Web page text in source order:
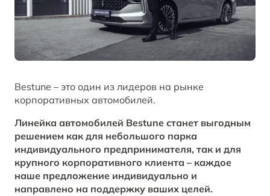
B70
ОТ 2 294 000 ₽*
T77
ПОЛУЧИТЬ ПРЕДЛОЖЕНИЕ
Акции и спецпредложения
Заказать звонок от дилера
Кредитные программы
ЗАПИСАТЬСЯ НА СЕРВИС
Клиентская поддержка
СМИ о нас
Правовая информация
BESTUNE в OK
BESTUNE в Телеграм
Bestune – это один из лидеров на рынке
корпоративных автомобилей.
Линейка автомобилей Bestune станет выгодным
решением как для небольшого парка
индивидуального предпринимателя, так и для
крупного корпоративного клиента – каждое
наше предложение индивидуально и
направлено на поддержку ваших целей.